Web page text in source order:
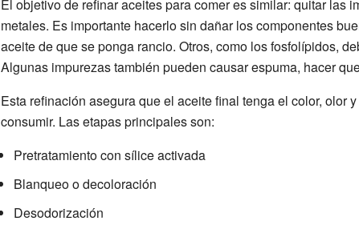
El objetivo de refinar aceites para comer es similar: quitar las
metales. Es importante hacerlo sin dañar los componentes
aceite de que se ponga rancio. Otros, como los fosfolípidos,
Algunas impurezas también pueden causar espuma, hacer
Esta refinación asegura que el aceite final tenga el color,
consumir. Las etapas principales son:
Pretratamiento con sílice activada
Blanqueo o decoloración
Desodorización